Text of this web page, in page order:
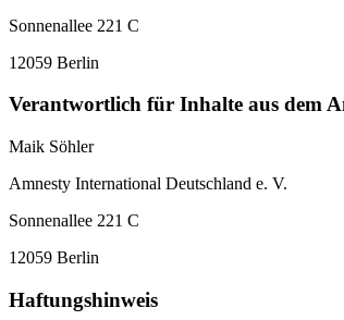
Sonnenallee 221 C
12059 Berlin
Verantwortlich für Inhalte aus dem
Maik Söhler
Amnesty International Deutschland e. V.
Sonnenallee 221 C
12059 Berlin
Haftungshinweis